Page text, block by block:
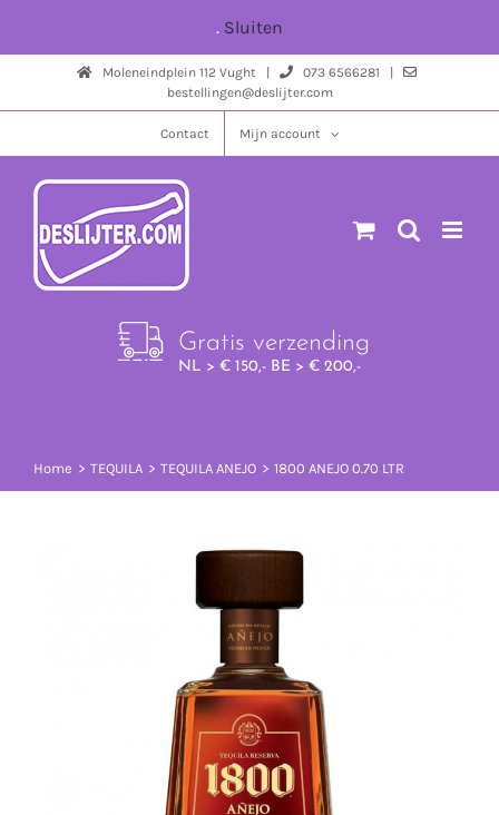
. Sluiten
Moleneindplein 112 Vught |
073 6566281 |
bestellingen@deslijter.com
Contact Mijn account
Gratis verzending
NL > € 150,- BE > € 200,-
Home TEQUILA TEQUILA ANEJO 1800 ANEJO 0.70 LTR